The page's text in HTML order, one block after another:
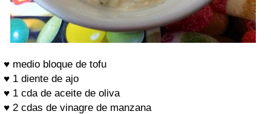
♥ medio bloque de tofu
♥ 1 diente de ajo
♥ 1 cda de aceite de oliva
♥ 2 cdas de vinagre de manzana